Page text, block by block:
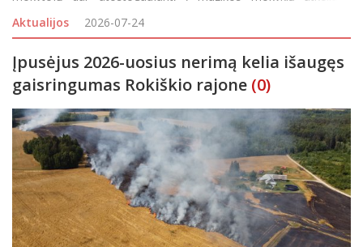
ypatinga ir itin prasminga dovana – vargonai. Juos rokiškėnams
padovanojo Palendrių Šv.
Aktualijos 2026-07-24
Įpusėjus 2026-uosius nerimą kelia išaugęs
gaisringumas Rokiškio rajone (0)